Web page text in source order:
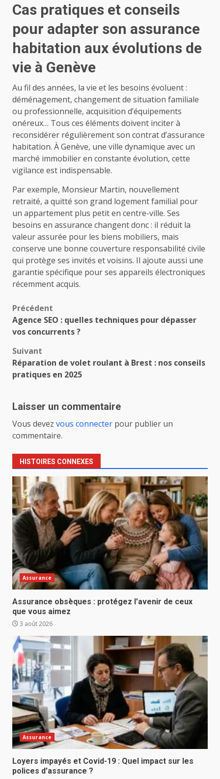
Cas pratiques et conseils
pour adapter son assurance
habitation aux évolutions de
vie à Genève
Au fil des années, la vie et les besoins évoluent :
déménagement, changement de situation familiale
ou professionnelle, acquisition d’équipements
onéreux… Tous ces éléments doivent inciter à
reconsidérer régulièrement son contrat d’assurance
habitation. À Genève, une ville dynamique avec un
marché immobilier en constante évolution, cette
vigilance est indispensable.
Par exemple, Monsieur Martin, nouvellement
retraité, a quitté son grand logement familial pour
un appartement plus petit en centre-ville. Ses
besoins en assurance changent donc : il réduit la
valeur assurée pour les biens mobiliers, mais
conserve une bonne couverture responsabilité civile
qui protège ses invités et voisins. Il ajoute aussi une
garantie spécifique pour ses appareils électroniques
récemment acquis.
Navigation
d’article
Précédent
Agence SEO : quelles techniques pour dépasser
vos concurrents ?
Suivant
Réparation de volet roulant à Brest : nos conseils
pratiques en 2025
Laisser un commentaire
Vous devez vous connecter pour publier un
commentaire.
HISTOIRES CONNEXES
Assurance
Assurance obsèques : protégez l’avenir de ceux
que vous aimez
3 août 2026
Assurance
Loyers impayés et Covid-19 : Quel impact sur les
polices d’assurance ?